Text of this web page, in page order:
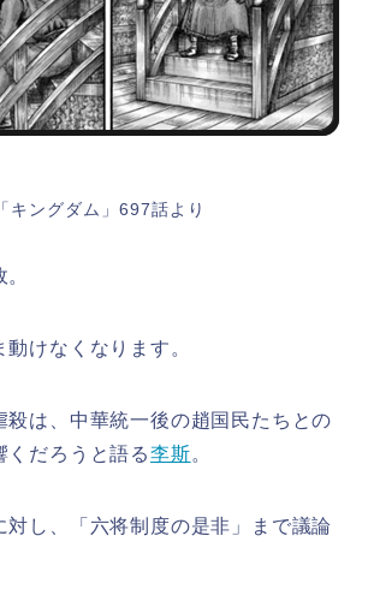
「キングダム」697話より
けなくなります。
殺は、中華統一後の趙国民たちとの
くだろうと語る李斯。
対し、「六将制度の是非」まで議論